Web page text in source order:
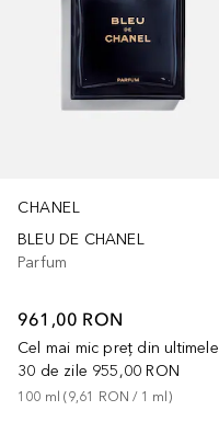
CHANEL
BLEU DE CHANEL
Parfum
961,00 RON
Cel mai mic preț din ultimele
30 de zile 955,00 RON
100 ml (9,61 RON / 1 ml )